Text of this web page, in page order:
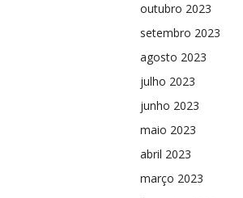
outubro 2023
setembro 2023
agosto 2023
julho 2023
junho 2023
maio 2023
abril 2023
março 2023